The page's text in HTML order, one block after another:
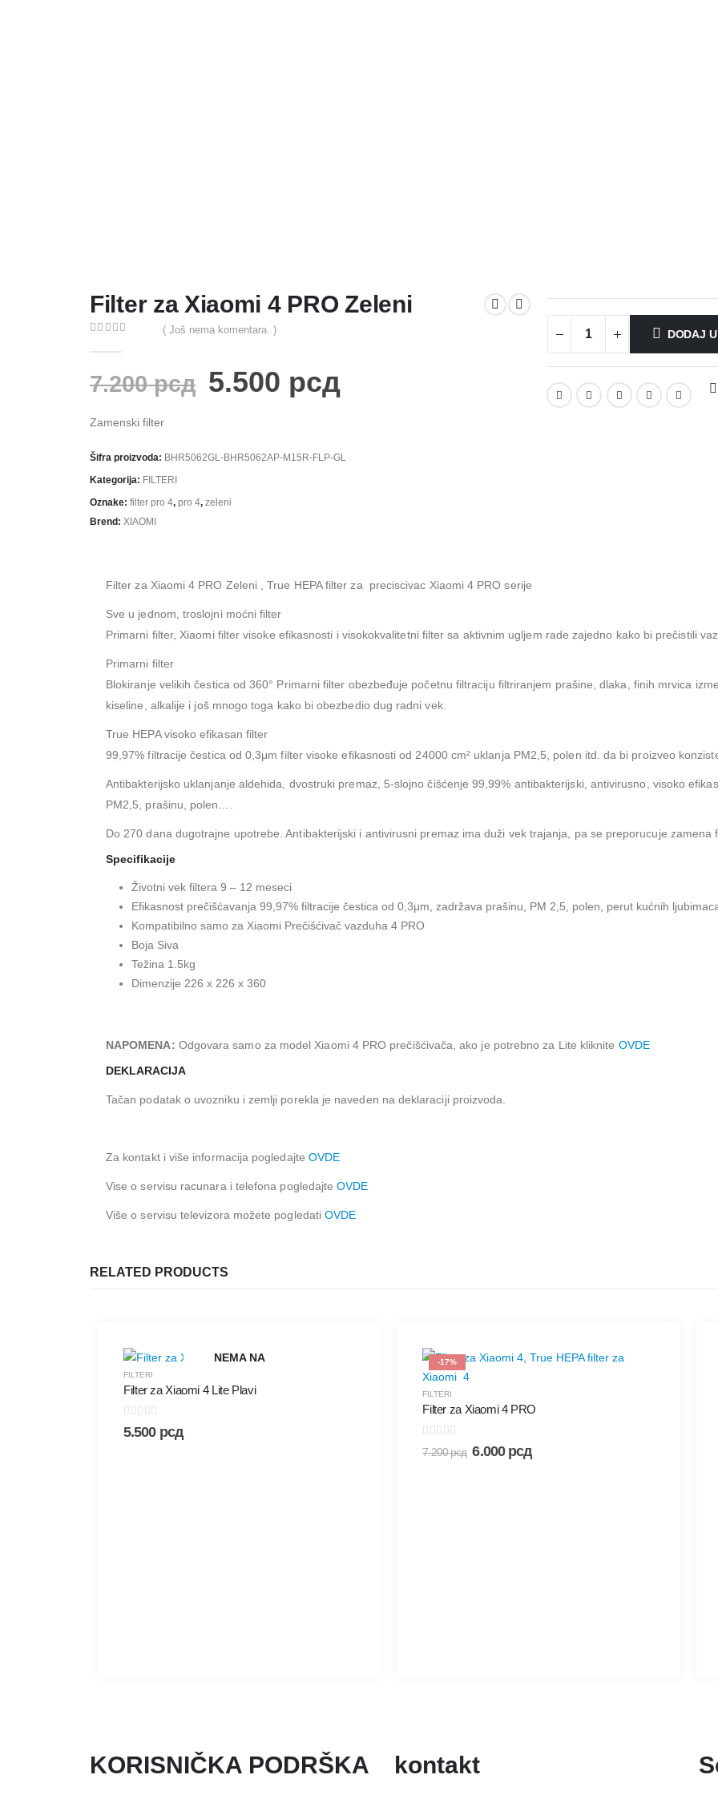
Filter za Xiaomi 4 PRO Zeleni
( Još nema komentara. )
7.200рсд 5.500 рсд
Zamenski filter
Šifra proizvoda: BHR5062GL-BHR5062AP-M15R-FLP-GL
Kategorija: FILTERI
Oznake: filter pro 4, pro 4, zeleni
Brend: XIAOMI
DODAJ
Filter za Xiaomi 4 PRO Zeleni , True HEPA filter za preciscivac Xiaomi 4 PRO serije
Sve u jednom, troslojni moćni filter
Primarni filter, Xiaomi filter visoke efikasnosti i visokokvalitetni filter sa aktivnim ugljem rade zajedno kako bi prečistili
Primarni filter
Blokiranje velikih čestica od 360° Primarni filter obezbeđuje početnu filtraciju filtriranjem prašine, dlaka, finih mrvica
kiseline, alkalije i još mnogo toga kako bi obezbedio dug radni vek.
True HEPA visoko efikasan filter
99,97% filtracije čestica od 0,3μm filter visoke efikasnosti od 24000 cm² uklanja PM2,5, polen itd. da bi proizveo
Antibakterijsko uklanjanje aldehida, dvostruki premaz, 5-slojno čišćenje 99,99% antibakterijski, antivirusno, visoko
PM2,5, prašinu, polen….
Do 270 dana dugotrajne upotrebe. Antibakterijski i antivirusni premaz ima duži vek trajanja, pa se preporucuje zamena
Specifikacije
Životni vek filtera 9 – 12 meseci
Efikasnost prečišćavanja 99,97% filtracije čestica od 0,3μm, zadržava prašinu, PM 2,5, polen, perut kućnih
Kompatibilno samo za Xiaomi Prečišćivač vazduha 4 PRO
Boja Siva
Težina 1.5kg
Dimenzije 226 x 226 x 360
NAPOMENA: Odgovara samo za model Xiaomi 4 PRO prečišćivača, ako je potrebno za Lite kliknite OVDE
DEKLARACIJA
Tačan podatak o uvozniku i zemlji porekla je naveden na deklaraciji proizvoda.
Za kontakt i više informacija pogledajte OVDE
Vise o servisu racunara i telefona pogledajteOVDE
Više o servisu televizora možete pogledatiOVDE
RELATED PRODUCTS
NEMA NA
ZALIHAMA
FILTERI
Filter za Xiaomi 4 Lite Plavi
0out of 5
5.500 рсд
-17%
FILTERI
Filter za Xiaomi 4 PRO
0 out of 5
7.200рсд 6.000 рсд
KORISNIČKA PODRŠKA kontakt